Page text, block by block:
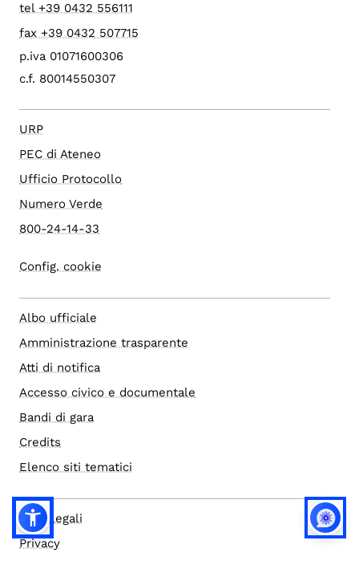
tel +39 0432 556111
fax +39 0432 507715
p.iva 01071600306
c.f. 80014550307
URP
PEC di Ateneo
Ufficio Protocollo
Numero Verde
800-24-14-33
Config. cookie
Albo ufficiale
Amministrazione trasparente
Atti di notifica
Accesso civico e documentale
Bandi di gara
Credits
Elenco siti tematici
Note legali
Privacy